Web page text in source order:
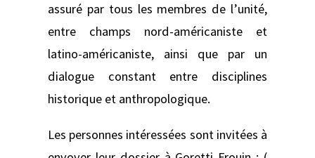
assuré par tous les membres de l’unité,
entre champs nord-américaniste et
latino-américaniste, ainsi que par un
dialogue constant entre disciplines
historique et anthropologique.
Les personnes intéressées sont invitées à